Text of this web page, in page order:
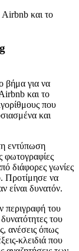
βήμα για να
και το
που
και
εντύπωση
φωτογραφίες
διάφορες γωνίες
Προτίμησε να
είναι δυνατόν.
του
του
ανέσεις όπως
κλειδιά που